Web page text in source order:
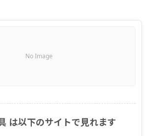
No Image
は以下のサイトで見れます